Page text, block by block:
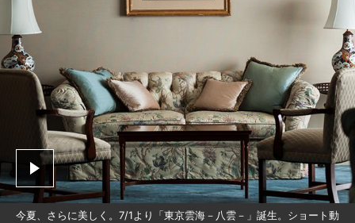
今夏、さらに美しく。7/1より「東京雲海－八雲－」誕生。ショート動